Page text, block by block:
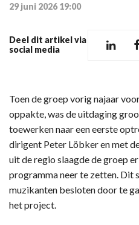
29 juni 2026 19:00
Deel dit artikel via
social media
Toen de groep vorig najaar
oppakte, was de uitdaging
toewerken naar een eerste
dirigent Peter Löbker en met
uit de regio slaagde de groep
programma neer te zetten. Dit
muzikanten besloten door te
het project.